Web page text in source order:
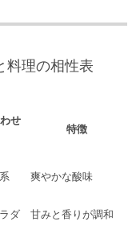
料理の相性表
せ
特徴
爽やかな酸味
ダ 甘みと香りが調和